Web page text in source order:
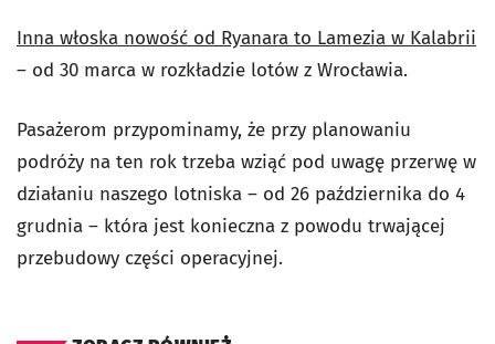
Inna włoska nowość od Ryanara to Lamezia w Kalabrii
– od 30 marca w rozkładzie lotów z Wrocławia.
Pasażerom przypominamy, że przy planowaniu
podróży na ten rok trzeba wziąć pod uwagę przerwę w
działaniu naszego lotniska – od 26 października do 4
grudnia – która jest konieczna z powodu trwającej
przebudowy części operacyjnej.